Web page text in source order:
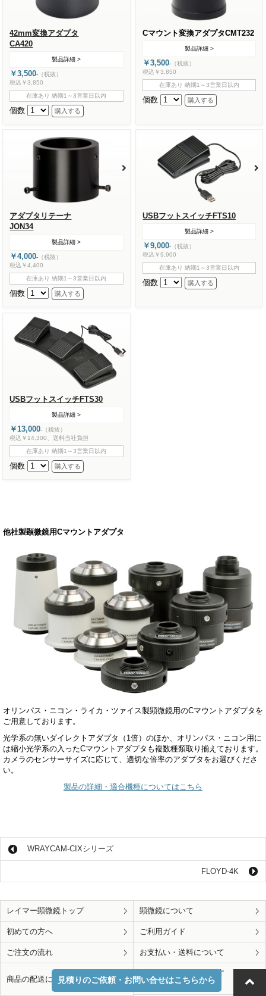
42mm変換アダプタ
CA420
製品詳細 >
￥3,500- （税抜）
税込￥3,850
在庫あり 納期1～3営業日以内
個数
Cマウント変換アダプタCMT232
製品詳細 >
￥3,500- （税抜）
税込￥3,850
在庫あり 納期1～3営業日以内
個数
アダプタリテーナ
JON34
製品詳細 >
￥4,000- （税抜）
税込￥4,400
在庫あり 納期1～3営業日以内
個数
USBフットスイッチFTS10
製品詳細 >
￥9,000- （税抜）
税込￥9,900
在庫あり 納期1～3営業日以内
個数
USBフットスイッチFTS30
製品詳細 >
￥13,000- （税抜）
税込￥14,300、送料当社負担
在庫あり 納期1～3営業日以内
個数
他社製顕微鏡用Cマウントアダプタ
オリンパス・ニコン・ライカ・ツァイス製顕微鏡用のCマウントアダプタを
ご用意しております。
光学系の無いダイレクトアダプタ（1倍）のほか、オリンパス・ニコン用に
は縮小光学系の入ったCマウントアダプタも複数種類取り揃えております。
カメラのセンサーサイズに応じて、適切な倍率のアダプタをお選びくださ
い。
製品の詳細・適合機種についてはこちら
WRAYCAM-CIXシリーズ
FLOYD-4K
見積りのご依頼・お問い合せはこちらから
レイマー顕微鏡トップ 顕微鏡について
初めての方へ ご利用ガイド
ご注文の流れ お支払い・送料について
商品の配送について
教育・研究機関・官公庁
のお客様へ